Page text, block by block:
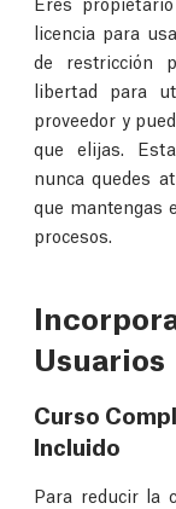
licencia para
de restricción
libertad para
proveedor y
que elijas.
nunca quedes
que mantengas
procesos.
Usuarios
Curso
Incluido
Para reducir la